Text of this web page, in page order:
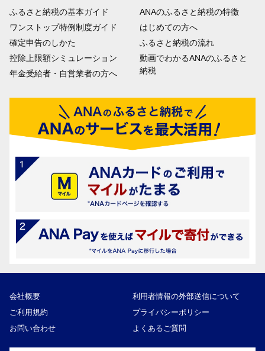
ふるさと納税の基本ガイド
ワンストップ特例制度ガイド
確定申告のしかた
控除上限額シミュレーション
年金受給者・自営業者の方へ
ANAのふるさと納税の特徴
はじめての方へ
ふるさと納税の流れ
動画でわかるANAのふるさと
納税
会社概要
利用者情報の外部送信について
ご利用規約
プライバシーポリシー
お問い合わせ
よくあるご質問